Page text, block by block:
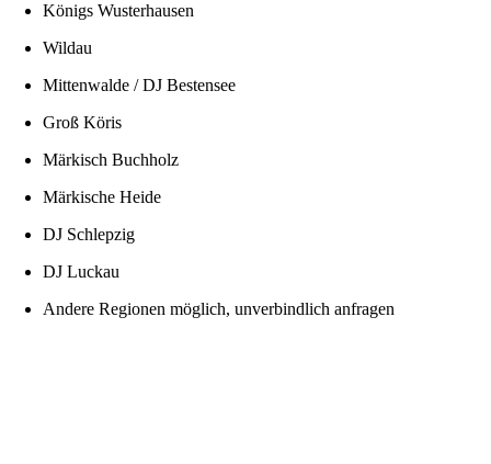
Königs Wusterhausen
Wildau
Mittenwalde / DJ Bestensee
Groß Köris
Märkisch Buchholz
Märkische Heide
DJ Schlepzig
DJ Luckau
Andere Regionen möglich, unverbindlich anfragen